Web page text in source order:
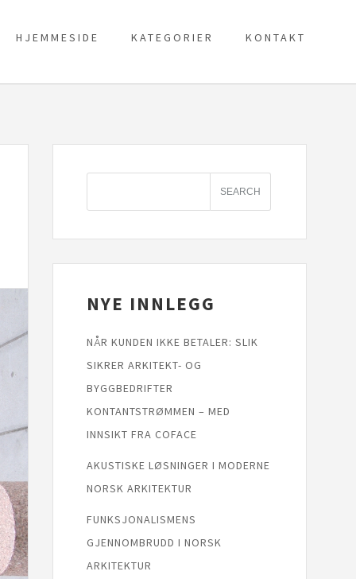
HJEMMESIDE KATEGORIER KONTAKT
NYE INNLEGG
NÅR KUNDEN IKKE BETALER: SLIK
SIKRER ARKITEKT- OG
BYGGBEDRIFTER
KONTANTSTRØMMEN – MED
INNSIKT FRA COFACE
AKUSTISKE LØSNINGER I MODERNE
NORSK ARKITEKTUR
FUNKSJONALISMENS
GJENNOMBRUDD I NORSK
ARKITEKTUR